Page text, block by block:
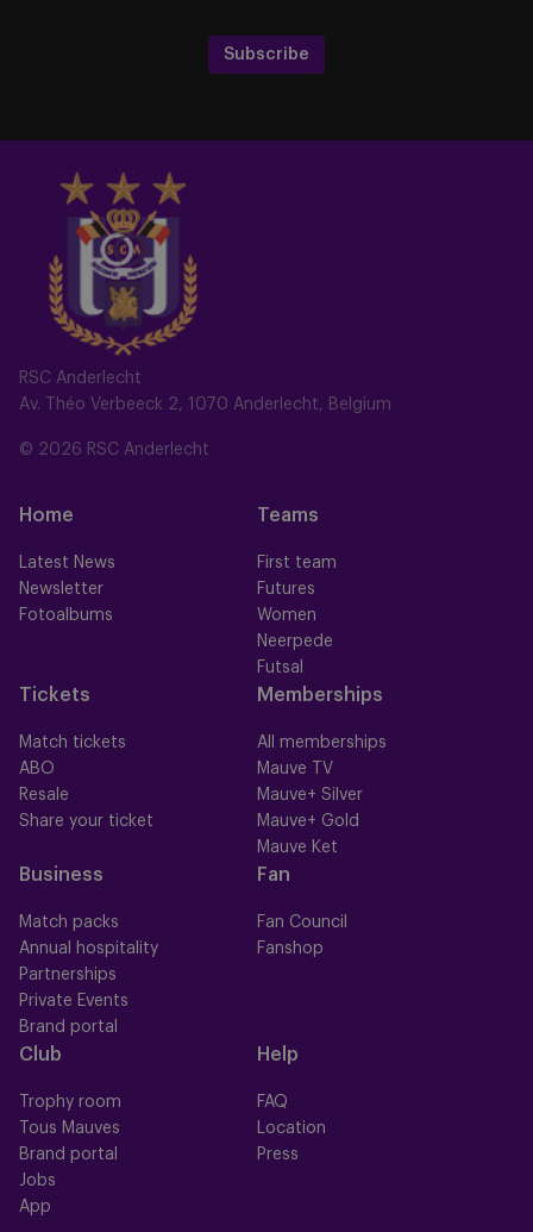
RSC Anderlecht
Av. Théo Verbeeck 2, 1070 Anderlecht, Belgium
© 2026 RSC Anderlecht
Home
Latest News
Newsletter
Fotoalbums
Teams
First team
Futures
Women
Neerpede
Futsal
Tickets
Match tickets
ABO
Resale
Share your ticket
Memberships
All memberships
Mauve TV
Mauve+ Silver
Mauve+ Gold
Mauve Ket
Business
Match packs
Annual hospitality
Partnerships
Private Events
Brand portal
Fan
Fan Council
Fanshop
Club
Trophy room
Tous Mauves
Brand portal
Jobs
App
Help
FAQ
Location
Press
Subscribe